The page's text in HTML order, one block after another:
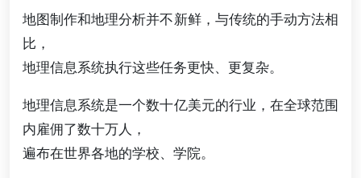
地图制作和地理分析并不新鲜，与传统的手动方法相
比，
地理信息系统执行这些任务更快、更复杂。
地理信息系统是一个数十亿美元的行业，在全球范围
内雇佣了数十万人，
遍布在世界各地的学校、学院。